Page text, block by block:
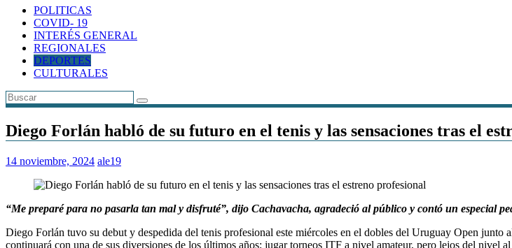
POLITICAS
COVID- 19
INTERÉS GENERAL
REGIONALES
DEPORTES
CULTURALES
Diego Forlán habló de su futuro en el tenis y las sensaciones tras el
14 noviembre, 2024 ale19
“Me preparé para no pasarla tan mal y disfruté”, dijo Cachavacha, agradeció al público y contó un especial
Diego Forlán tuvo su debut y despedida del tenis profesional este miércoles en el dobles del Uruguay Open junto
continuará con una de sus diversiones de los últimos años: jugar torneos ITF a nivel amateur, pero lejos del nivel al